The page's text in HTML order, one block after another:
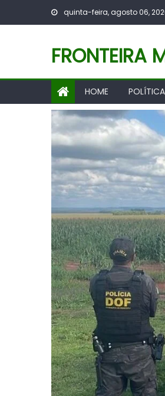
quinta-feira, agosto 06,
FRONTEIRA
HOME